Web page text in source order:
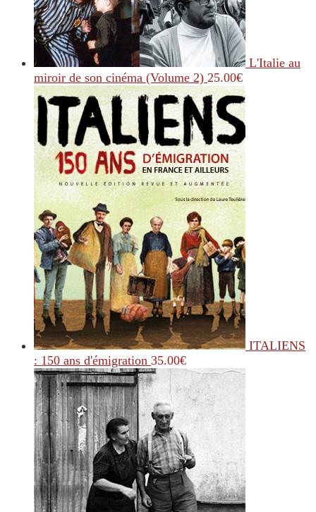
L'Italie au
miroir de son cinéma (Volume 2) 25.00€
ITALIENS
: 150 ans d'émigration 35.00€